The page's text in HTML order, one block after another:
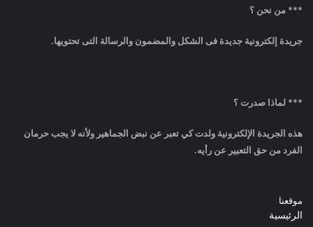
*** من نحن ؟
جريدة إلكترونية جديدة فى الشكل والمضمون والرسالة التى تحتويها.
*** لماذا صدرت ؟
هذه الجريدة الإلكترونية ولدت كي تعبر عن نبض الجماهير ولأنه لا يجب حرمان
الفرد من حق التعبير عن رأيه.
موقعنا
الرئيسية